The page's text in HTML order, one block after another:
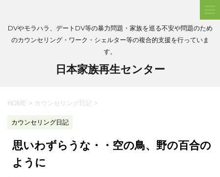
DVやモラハラ、デートDV等の暴力問題・家族を巡る不安や問題のため
のカウンセリング・ワーク・シェルター等の複合的支援を行っていま
す。
日本家族再生センター
HOME > カウンセリング日記 >
カウンセリング日記
思いわずらうな・・空の鳥、野の百合の
ように